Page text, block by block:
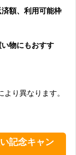
額、利用可能枠
物にもおすす
り異なります。
記念キャン